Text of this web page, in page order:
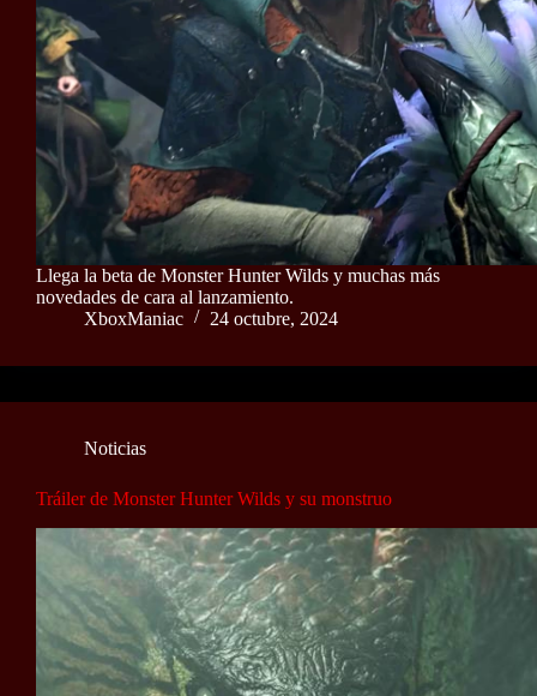
Llega la beta de Monster Hunter Wilds y muchas más
novedades de cara al lanzamiento.
XboxManiac
24 octubre, 2024
Noticias
Tráiler de Monster Hunter Wilds y su monstruo